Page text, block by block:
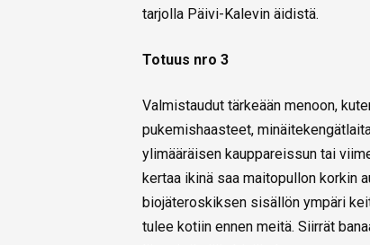
tarjolla Päivi-Kalevin äidistä.
Totuus nro 3
Valmistaudut tärkeään menoon,
pukemishaasteet,
ylimääräisen kauppareissun tai
kertaa ikinä saa maitopullon korkin
biojäteroskiksen sisällön ympäri
tulee kotiin ennen meitä. Siirrät